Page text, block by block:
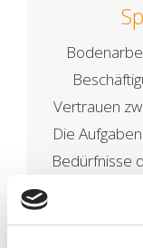
Vertrauen
Die
Bedürfnisse
fast jeden